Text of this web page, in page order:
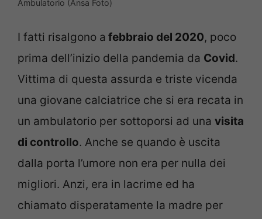
Ambulatorio (Ansa Foto)
I fatti risalgono a febbraio del 2020, poco
prima dell’inizio della pandemia da Covid.
Vittima di questa assurda e triste vicenda
una giovane calciatrice che si era recata in
un ambulatorio per sottoporsi ad una visita
di controllo. Anche se quando è uscita
dalla porta l’umore non era per nulla dei
migliori. Anzi, era in lacrime ed ha
chiamato disperatamente la madre per